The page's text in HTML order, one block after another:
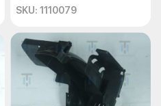
SKU: 1110079